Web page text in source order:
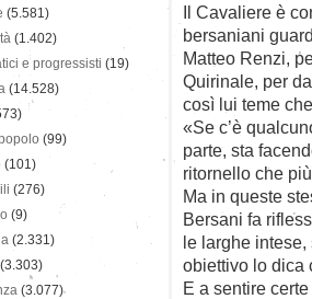
Il Cavaliere è
bersaniani
Matteo Renzi,
Quirinale, per
così lui teme
«Se c’è
parte, sta
ritornello che
Ma in queste
Bersani fa
le larghe intese,
obiettivo lo dica
E a sentire
(5.581)
(1.402)
e progressisti (19)
(14.528)
(99)
(101)
(276)
(9)
(2.331)
(3.303)
(3.077)